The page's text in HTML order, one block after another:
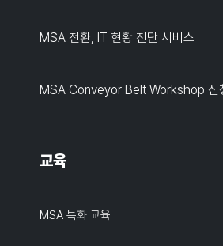
MSA 전환, IT 현황 진단 서비스
MSA Conveyor Belt Workshop 신
교육
MSA 특화 교육